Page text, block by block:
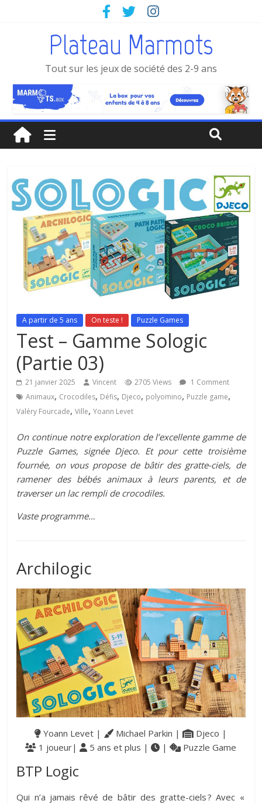
Plateau Marmots
Tout sur les jeux de société des 2-9 ans
A partir de 5 ans On teste ! Puzzle Games
Test – Gamme Sologic
(Partie 03)
21 janvier 2025 Vincent 2705 Views
1 Comment
Animaux, Crocodiles, Défis, Djeco, polyomino, Puzzle game,
Valéry Fourcade,Ville,Yoann Levet
On continue notre exploration de l’excellente gamme de
Puzzle Games, signée Djeco. Et pour cette troisième
fournée, on vous propose de bâtir des gratte-ciels, de
ramener des bébés animaux à leurs parents, et de
traverser un lac rempli de crocodiles.
Vaste programme…
Archilogic
Yoann Levet | Michael Parkin |
Djeco |
1 joueur|
5 ans et plus | | Puzzle Game
BTP Logic
Qui n’a jamais rêvé de bâtir des gratte-ciels ? Avec «